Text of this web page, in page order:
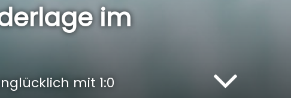
im
mit 1:0